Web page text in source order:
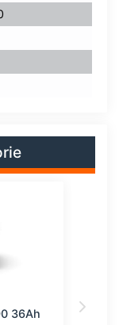
36Ah